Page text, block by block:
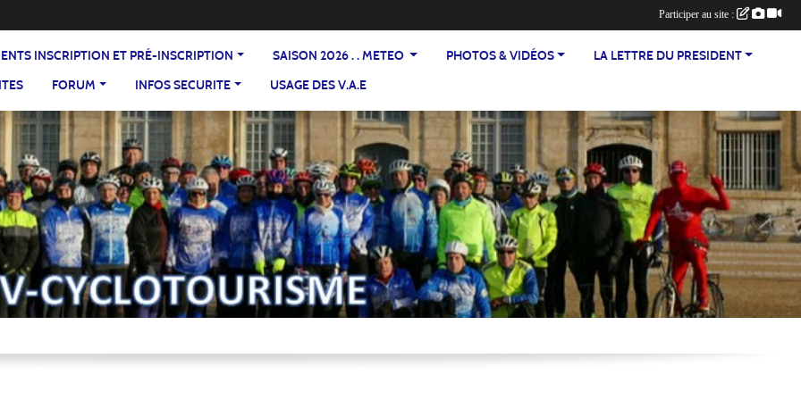
DOCUMENTS INSCRIPTION ET PRÉ-INSCRIPTION SAISON 2026 . . METEO PHOTOS & VIDÉOS
LA LETTRE DU PRESIDENT
FORUM INFOS SECURITE USAGE DES V.A.E
Participer au site :